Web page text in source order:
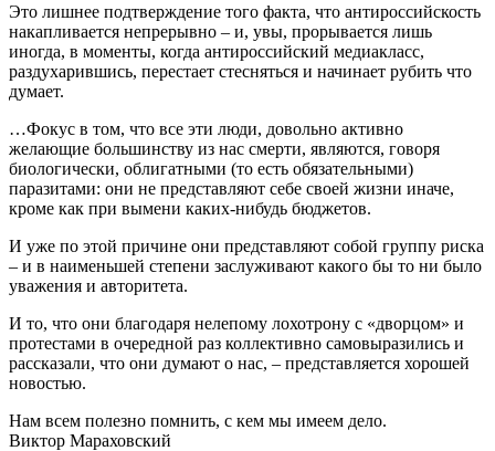
Это лишнее подтверждение того факта, что антироссийскость
накапливается непрерывно – и, увы, прорывается лишь
иногда, в моменты, когда антироссийский медиакласс,
раздухарившись, перестает стесняться и начинает рубить что
думает.
…Фокус в том, что все эти люди, довольно активно
желающие большинству из нас смерти, являются, говоря
биологически, облигатными (то есть обязательными)
паразитами: они не представляют себе своей жизни иначе,
кроме как при вымени каких-нибудь бюджетов.
И уже по этой причине они представляют собой группу риска
– и в наименьшей степени заслуживают какого бы то ни было
уважения и авторитета.
И то, что они благодаря нелепому лохотрону с «дворцом» и
протестами в очередной раз коллективно самовыразились и
рассказали, что они думают о нас, – представляется хорошей
новостью.
Нам всем полезно помнить, с кем мы имеем дело.
Виктор Мараховский